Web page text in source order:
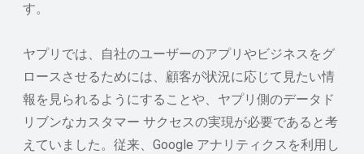
す。
ヤプリでは、自社のユーザーのアプリやビジネスをグ
ロースさせるためには、顧客が状況に応じて見たい情
報を見られるようにすることや、ヤプリ側のデータド
リブンなカスタマー サクセスの実現が必要であると考
えていました。従来、Google アナリティクスを利用し